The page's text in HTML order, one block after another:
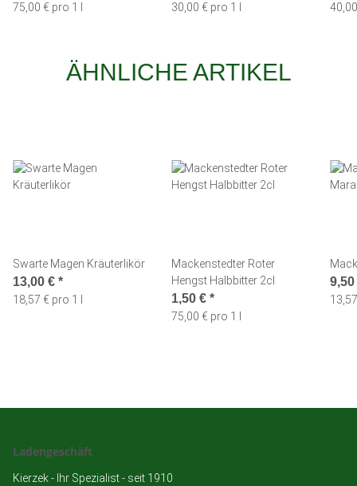
75,00 € pro 1 l 30,00 € pro 1 l
ÄHNLICHE ARTIKEL
Swarte Magen Kräuterlikör
13,00 € *
18,57 € pro 1 l
Mackenstedter Roter
Hengst Halbbitter 2cl
1,50 € *
75,00 € pro 1 l
Ladengeschäft
Kierzek - Ihr Spezialist - seit 1910